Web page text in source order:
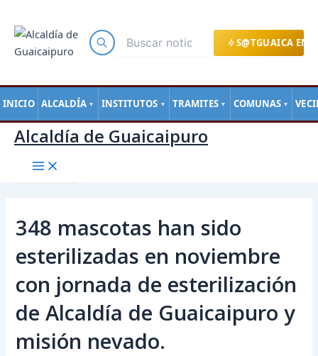
S@TGUAICA EN
INICIO ALCALDÍA ▼ INSTITUTOS ▼ TRAMITES ▼ COMUNAS ▼
contenido
Alcaldía de Guaicaipuro
348 mascotas han sido
esterilizadas en noviembre
con jornada de esterilización
de Alcaldía de Guaicaipuro y
misión nevado.
de
entradas